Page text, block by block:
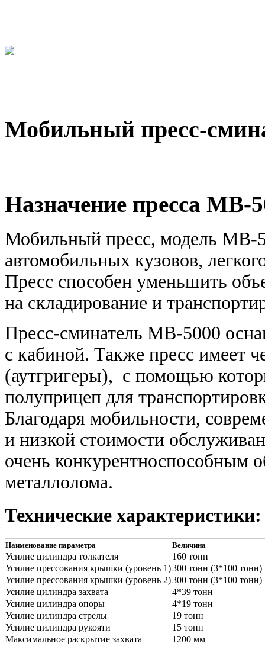
Мобильный пресс-
Назначение пресса MB-
Мобильный пресс, модель MB-
автомобильных кузовов,
Пресс способен уменьшить
на складирование и
Пресс-сминатель MB-5000
с кабиной. Также пресс имеет
(аутгригеры), с помощью
полуприцеп для
Благодаря мобильности,
и низкой стоимости
очень конкурентноспособным
металлолома.
Технические характеристики:
Наименование параметра Величина
Усилие цилиндра толкателя
160 тонн
Усилие прессования крышки (уровень 1)300 тонн (3*100 тонн)
Усилие прессования крышки (уровень 2)300 тонн (3*100 тонн)
Усилие цилиндра захвата
4*39 тонн
Усилие цилиндра опоры
4*19 тонн
Усилие цилиндра стрелы
19 тонн
Усилие цилиндра рукояти
15 тонн
Максимальное раскрытие захвата
1200 мм